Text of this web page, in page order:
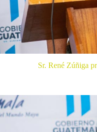
Sr. René Zúñiga